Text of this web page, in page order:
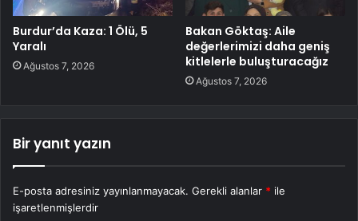
Burdur’da Kaza: 1 Ölü, 5
Yaralı
Ağustos 7, 2026
Bakan Göktaş: Aile
değerlerimizi daha geniş
kitlelerle buluşturacağız
Ağustos 7, 2026
Bir yanıt yazın
E-posta adresiniz yayınlanmayacak. Gerekli alanlar * ile
işaretlenmişlerdir